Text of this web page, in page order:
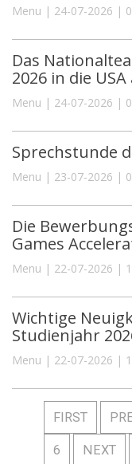
Menu | 24-07-2026 |
Das
2026 in die
Menu | 24-07-2026 |
Sprechstunde
Menu | 23-07-2026 |
Die
Games
Menu | 22-07-2026 |
Wichtige
Studienjahr
Menu | 22-07-2026 |
FIRST
6 NEXT